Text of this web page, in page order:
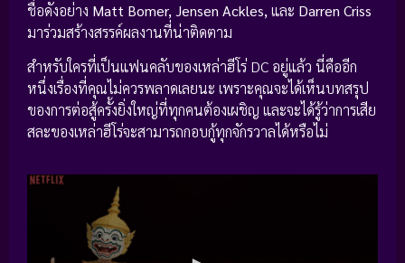
ชื่อดังอย่าง Matt Bomer, Jensen Ackles, และ Darren Criss
มาร่วมสร้างสรรค์ผลงานที่น่าติดตาม
สำหรับใครที่เป็นแฟนคลับของเหล่าฮีโร่ DC อยู่แล้ว นี่คืออีก
หนึ่งเรื่องที่คุณไม่ควรพลาดเลยนะ เพราะคุณจะได้เห็นบทสรุป
ของการต่อสู้ครั้งยิ่งใหญ่ที่ทุกคนต้องเผชิญ และจะได้รู้ว่าการเสีย
สละของเหล่าฮีโร่จะสามารถกอบกู้ทุกจักรวาลได้หรือไม่